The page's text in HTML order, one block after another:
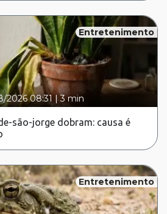
Entretenimento
2026 08:31 |3 min
são-jorge dobram: causa é
Entretenimento